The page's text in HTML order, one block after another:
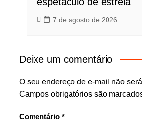
7 de agosto de 2026
Deixe um comentário
O seu endereço de e-mail não
Campos obrigatórios são
Comentário *